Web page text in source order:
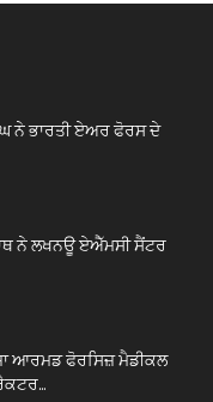
ਨੇ ਭਾਰਤੀ ਏਅਰ ਫੋਰਸ ਦੇ
ਨੇ ਲਖਨਊ ਏਐੱਮਸੀ ਸੈਂਟਰ
ਆਰਮਡ ਫੋਰਸਿਜ਼ ਮੈਡੀਕਲ